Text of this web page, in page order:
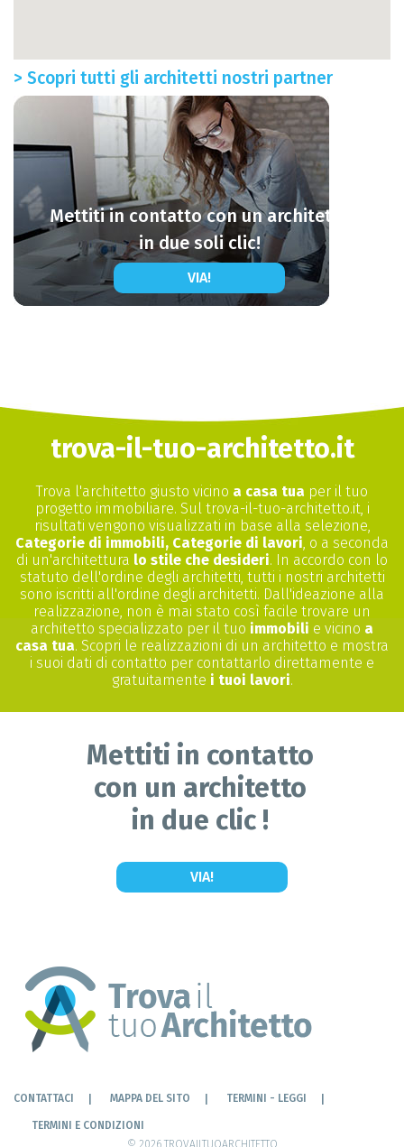
> Scopri tutti gli architetti nostri partner
Mettiti in contatto con un architetto
in due soli clic!
VIA!
trova-il-tuo-architetto.it
Trova l'architetto giusto vicino a casa tua per il tuo
progetto immobiliare. Sul trova-il-tuo-architetto.it, i
risultati vengono visualizzati in base alla selezione,
Categorie di immobili, Categorie di lavori, o a seconda
di un'architettura lo stile che desideri. In accordo con lo
statuto dell'ordine degli architetti, tutti i nostri architetti
sono iscritti all'ordine degli architetti. Dall'ideazione alla
realizzazione, non è mai stato così facile trovare un
architetto specializzato per il tuo immobili e vicino a
casa tua. Scopri le realizzazioni di un architetto e mostra
i suoi dati di contatto per contattarlo direttamente e
gratuitamente i tuoi lavori.
Mettiti in contatto
con un architetto
in due clic !
VIA!
CONTATTACI MAPPA DEL SITO TERMINI - LEGGI
TERMINI E CONDIZIONI
© 2026 TROVAILTUOARCHITETTO